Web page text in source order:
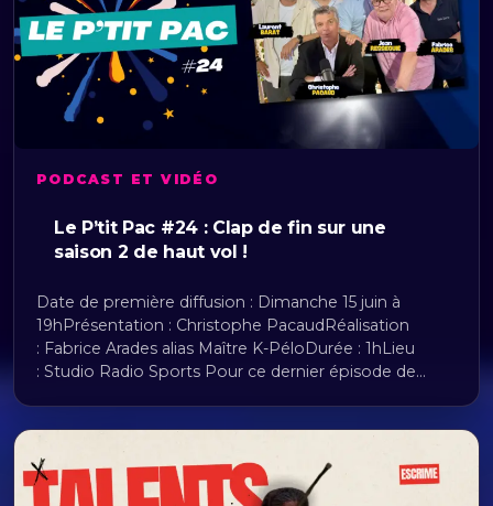
PODCAST ET VIDÉO
Le P’tit Pac #24 : Clap de fin sur une
saison 2 de haut vol !
Date de première diffusion : Dimanche 15 juin à
19hPrésentation : Christophe PacaudRéalisation
: Fabrice Arades alias Maître K-PéloDurée : 1hLieu
: Studio Radio Sports Pour ce dernier épisode de…